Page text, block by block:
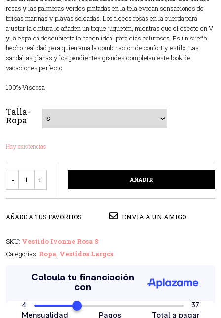
rosas y las palmeras verdes pintadas en la tela evocan sensaciones de
brisas marinas y playas soleadas. Los flecos rosas en la cuerda para
ajustar la cintura le añaden un toque juguetón, mientras que el escote en V
y la espalda descubierta lo hacen ideal para días calurosos. Es un sueño
hecho realidad para quien ama la combinación de confort y estilo. Las
sandalias planas y los pendientes grandes completan este look de
vacaciones perfecto.
100% Viscosa
Talla-
Ropa
Hay existencias
AÑADIR
AÑADE A TUS FAVORITOS ENVIA A UN AMIGO
SKU: Vestido Ivonne Rosa S
Categorías: Ropa, Vestidos Largos